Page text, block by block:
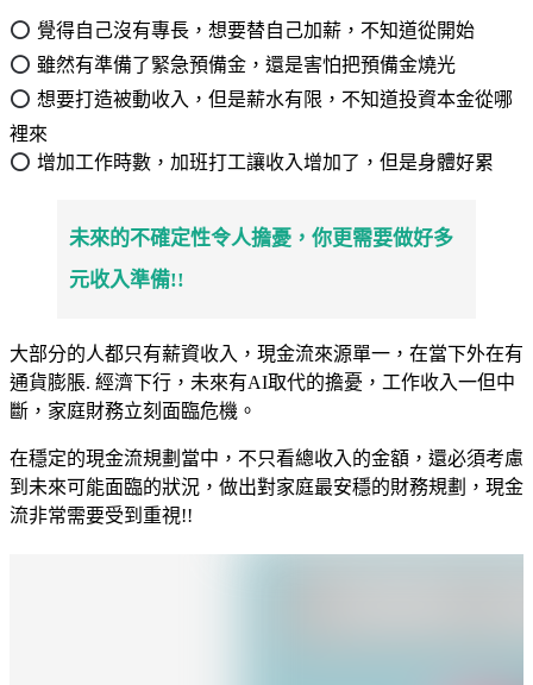
⭕ 覺得自己沒有專長，想要替自己加薪，不知道從開始
⭕ 雖然有準備了緊急預備金，還是害怕把預備金燒光
⭕ 想要打造被動收入，但是薪水有限，不知道投資本金從哪
裡來
⭕ 增加工作時數，加班打工讓收入增加了，但是身體好累
未來的不確定性令人擔憂，你更需要做好多
元收入準備!!
大部分的人都只有薪資收入，現金流來源單一，在當下外在有
通貨膨脹. 經濟下行，未來有AI取代的擔憂，工作收入一但中
斷，家庭財務立刻面臨危機。
在穩定的現金流規劃當中，不只看總收入的金額，還必須考慮
到未來可能面臨的狀況，做出對家庭最安穩的財務規劃，現金
流非常需要受到重視!!